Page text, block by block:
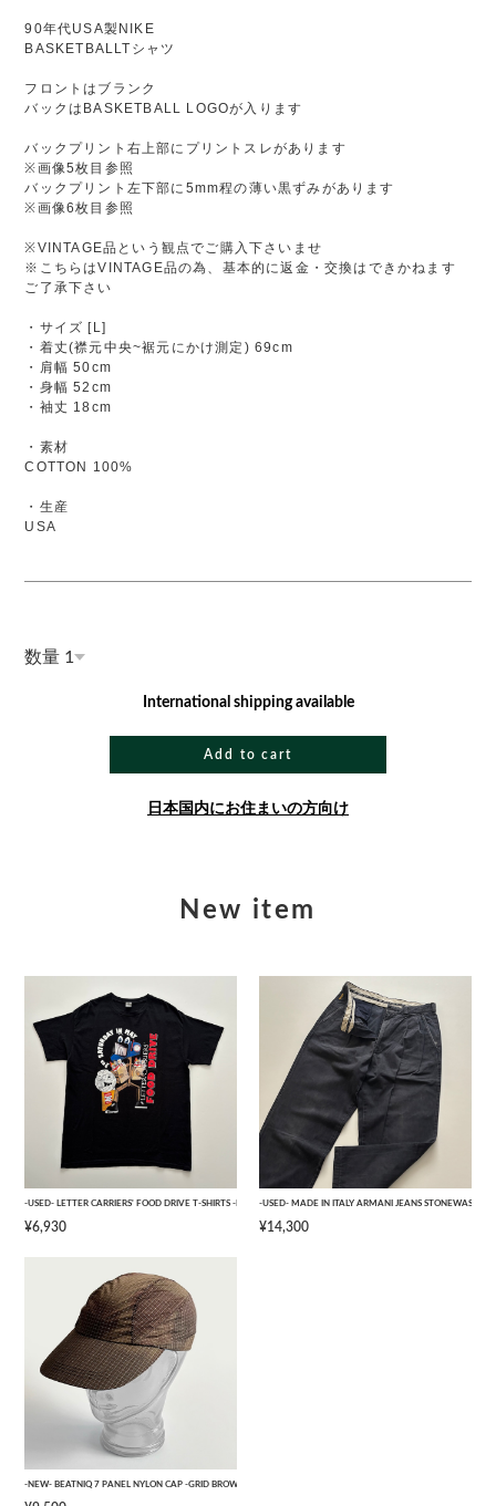
90年代USA製NIKE
BASKETBALLTシャツ
フロントはブランク
バックはBASKETBALL LOGOが入ります
バックプリント右上部にプリントスレがあります
※画像5枚目参照
バックプリント左下部に5mm程の薄い黒ずみがあります
※画像6枚目参照
※VINTAGE品という観点でご購入下さいませ
※こちらはVINTAGE品の為、基本的に返金・交換はできかねます
ご了承下さい
・サイズ [L]
・着丈(襟元中央~裾元にかけ測定) 69cm
・肩幅 50cm
・身幅 52cm
・袖丈 18cm
・素材
COTTON 100%
・生産
USA
数量
International shipping available
Add to cart
日本国内にお住まいの方向け
New item
-USED- LETTER CARRIERS' FOOD DRIVE T-SHIRTS -BLACK- [L]
¥6,930
-USED- MADE IN ITALY ARMANI JEANS
¥14,300
-NEW- BEATNIQ 7 PANEL NYLON CAP -GRID BROWN CAMOUFLAGE- [ONE SIZE]